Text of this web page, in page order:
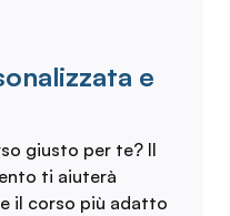
e
giusto per te? Il
ti aiuterà
il corso più adatto